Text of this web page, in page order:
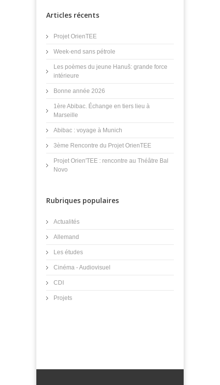
Articles récents
Projet OrienTEE
Week-end sans pétrole
Les poèmes du jeune Hanuš: grande force
intérieure
Bonne année 2026
1ère Abibac. Échange en tiers lieu à
Marseille
Abibac : voyage à Munich
3ème Rencontre du Projet OrienTEE
Projet Orien'TEE : rencontre au Théâtre Bal
Novo
Rubriques populaires
Actualités
Allemand
Les études
Cinéma - Audiovisuel
CDI
Projets